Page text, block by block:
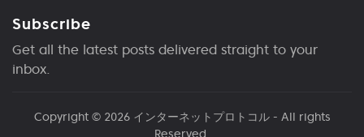
Subscribe
Get all the latest posts delivered straight to your
inbox.
Copyright © 2026 インターネットプロトコル- All rights
Reserved.